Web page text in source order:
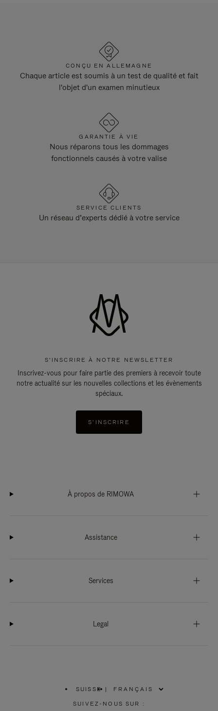
CONÇU EN ALLEMAGNE
Chaque article est soumis à un test de qualité et fait
l'objet d'un examen minutieux
GARANTIE À VIE
Nous réparons tous les dommages
fonctionnels causés à votre valise
SERVICE CLIENTS
Un réseau d’experts dédié à votre service
S'INSCRIRE À NOTRE NEWSLETTER
Inscrivez-vous pour faire partie des premiers à recevoir toute
notre actualité sur les nouvelles collections et les évènements
spéciaux.
S'INSCRIRE
À propos de RIMOWA
Assistance
Services
Legal
SUISSE
SÉLECTIONNEZ
VOTRE
|
SUIVEZ-NOUS SUR :